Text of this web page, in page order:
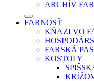
ARCHÍV
FARNOSŤ
KŇAZI VO
FARSKÁ
KOSTOLY